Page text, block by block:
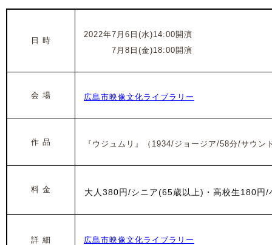
日 時
2022年7月6日(水)14:00開演
7月8日(金)18:00開演
会 場 広島市映像文化ライブラリー
作 品 『ウジュムリ』（1934/ジョージア/58分/サウン
料 金 大人380円/シニア(65歳以上)・高校生180円/
詳 細 広島市映像文化ライブラリー